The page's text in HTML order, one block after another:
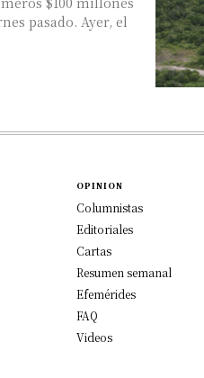
Ayer, el
OPINION
Columnistas
Editoriales
Cartas
Resumen semanal
Efemérides
FAQ
Videos